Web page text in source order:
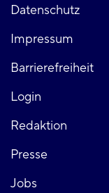
Fußzeile
links
Datenschutz
Impressum
Barrierefreiheit
Login
Fußzeile
rechts
Redaktion
Presse
Jobs